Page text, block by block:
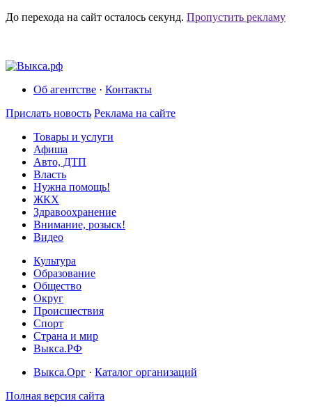
До перехода на сайт осталось секунд. Пропустить рекламу
Об агентстве · Контакты
Прислать новость Реклама на сайте
Товары и услуги
Афиша
Авто, ДТП
Власть
Нужна помощь!
ЖКХ
Здравоохранение
Внимание, розыск!
Видео
Культура
Образование
Общество
Округ
Происшествия
Спорт
Страна и мир
Выкса.РФ
Выкса.Орг · Каталог организаций
Полная версия сайта